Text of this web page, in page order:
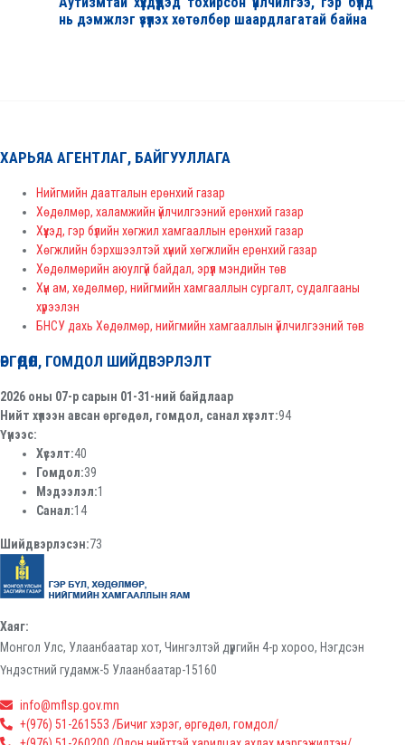
нь дэмжлэг үзүүлэх хөтөлбөр шаардлагатай байна
ХАРЬЯА АГЕНТЛАГ, БАЙГУУЛЛАГА
Нийгмийн даатгалын ерөнхий газар
Хөдөлмөр, халамжийн үйлчилгээний ерөнхий газар
Хүүхэд, гэр бүлийн хөгжил хамгааллын ерөнхий газар
Хөгжлийн бэрхшээлтэй хүний хөгжлийн ерөнхий газар
Хөдөлмөрийн аюулгүй байдал, эрүүл мэндийн төв
Хүн ам, хөдөлмөр, нийгмийн хамгааллын сургалт, судалгааны
хүрээлэн
БНСУ дахь Хөдөлмөр, нийгмийн хамгааллын үйлчилгээний төв
ӨРГӨДӨЛ, ГОМДОЛ ШИЙДВЭРЛЭЛТ
2026 оны 07-р сарын 01-31-ний байдлаар
Нийт хүлээн авсан өргөдөл, гомдол, санал хүсэлт:94
Үүнээс:
Хүсэлт:40
Гомдол:39
Мэдээлэл:1
Санал:14
Шийдвэрлэсэн:73
Хаяг:
Монгол Улс, Улаанбаатар хот, Чингэлтэй дүүргийн 4-р хороо, Нэгдсэн
Үндэстний гудамж-5 Улаанбаатар-15160
info@mflsp.gov.mn
+(976) 51-261553 /Бичиг хэрэг, өргөдөл, гомдол/